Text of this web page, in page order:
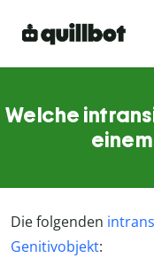
Welche
Die folgenden
Genitivobjekt: